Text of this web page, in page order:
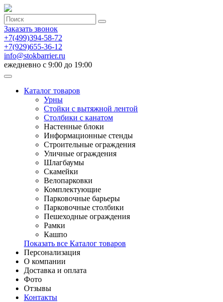
Заказать звонок
+7(499)394-58-72
+7(929)655-36-12
info@stokbarrier.ru
ежедневно с 9:00 до 19:00
Каталог товаров
Урны
Стойки с вытяжной лентой
Столбики с канатом
Настенные блоки
Информационные стенды
Строительные ограждения
Уличные ограждения
Шлагбаумы
Скамейки
Велопарковки
Комплектующие
Парковочные барьеры
Парковочные столбики
Пешеходные ограждения
Рамки
Кашпо
Показать все Каталог товаров
Персонализация
О компании
Доставка и оплата
Фото
Отзывы
Контакты